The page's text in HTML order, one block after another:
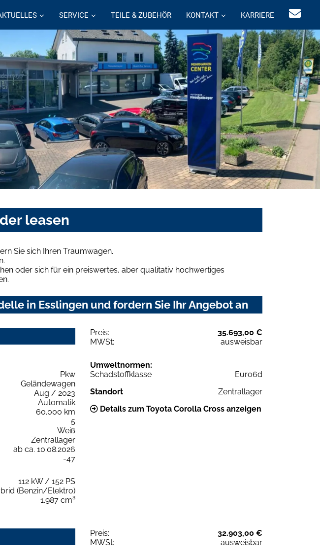
SERVICE TEILE & ZUBEHÖR KONTAKT KARRIERE
leasen
Sie sich Ihren Traumwagen.
oder sich für ein preiswertes, aber qualitativ hochwertiges
in Esslingen und fordern Sie Ihr Angebot an
Preis:
35.693,00 €
MWSt:
ausweisbar
Pkw
Geländewagen
Aug / 2023
Automatik
60.000 km
5
Weiß
Zentrallager
ab ca. 10.08.2026
-47
112 kW / 152 PS
(Benzin/Elektro)
1.987 cm³
Umweltnormen:
Schadstoffklasse
Euro6d
Standort
Zentrallager
Details zum Toyota Corolla Cross anzeigen
Preis:
32.903,00 €
MWSt:
ausweisbar